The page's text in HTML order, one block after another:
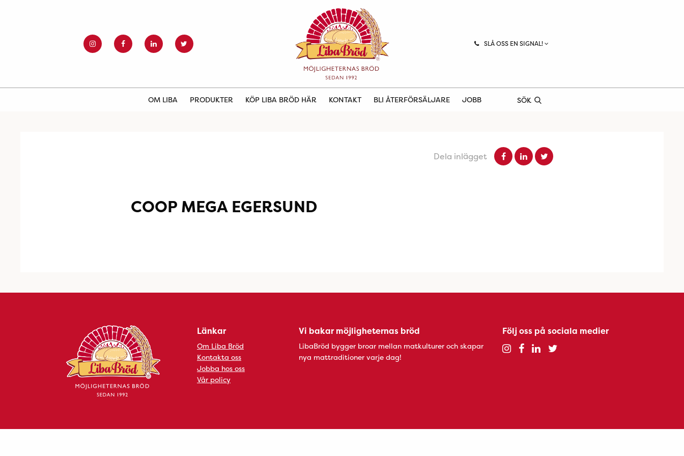
SLÅ OSS EN SIGNAL!
OM LIBA PRODUKTER KÖP LIBA BRÖD HÄR KONTAKT BLI ÅTERFÖRSÄLJARE JOBB SÖK
Dela inlägget
COOP MEGA EGERSUND
Länkar
Om Liba Bröd
Kontakta oss
Jobba hos oss
Vår policy
Vi bakar möjligheternas bröd
LibaBröd bygger broar mellan matkulturer och skapar
nya mattraditioner varje dag!
Följ oss på sociala medier